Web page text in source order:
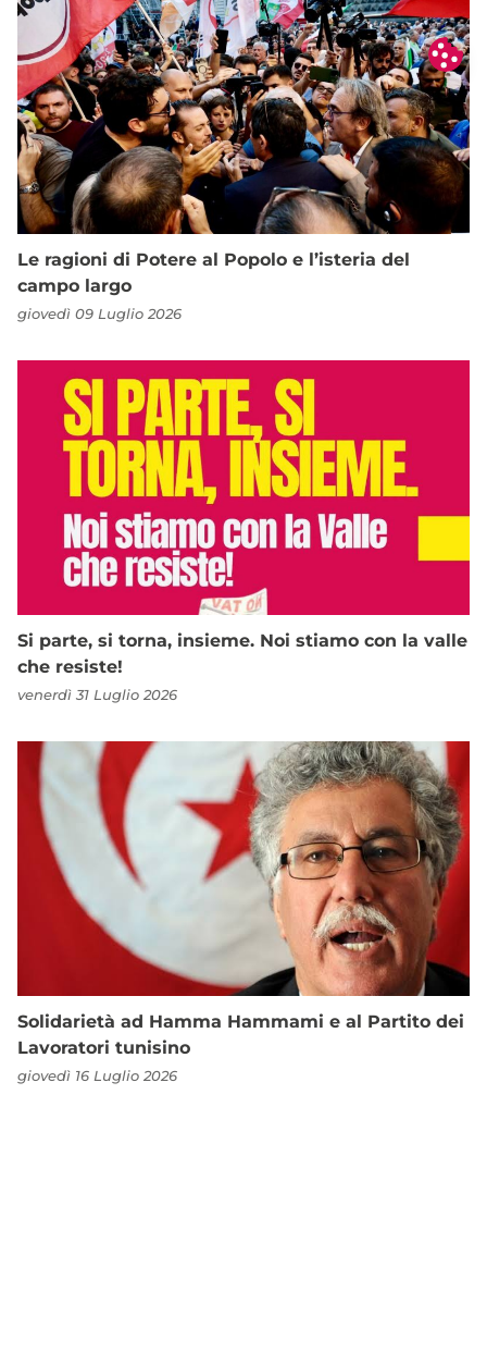
Le ragioni di Potere al Popolo e l’isteria del
campo largo
giovedì 09 Luglio 2026
Si parte, si torna, insieme. Noi stiamo con la valle
che resiste!
venerdì 31 Luglio 2026
Solidarietà ad Hamma Hammami e al Partito dei
Lavoratori tunisino
giovedì 16 Luglio 2026